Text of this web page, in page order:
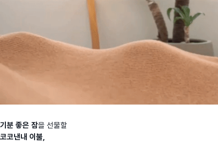
기분 좋은 잠을 선물할
코코낸내 이불,